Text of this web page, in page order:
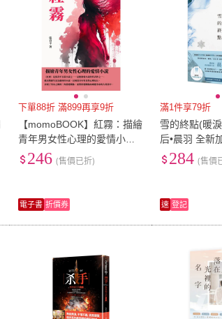
下單88折 滿899再享9折
【momoBOOK】紅霧：描繪
青年男女性心理的愛情小說
(電子書)
246 (售價已折)
電子書 折價券
滿1件享79折
雪的終點(暖
后•晨羽 全新
列最終曲！)
284 (售價
速 登記